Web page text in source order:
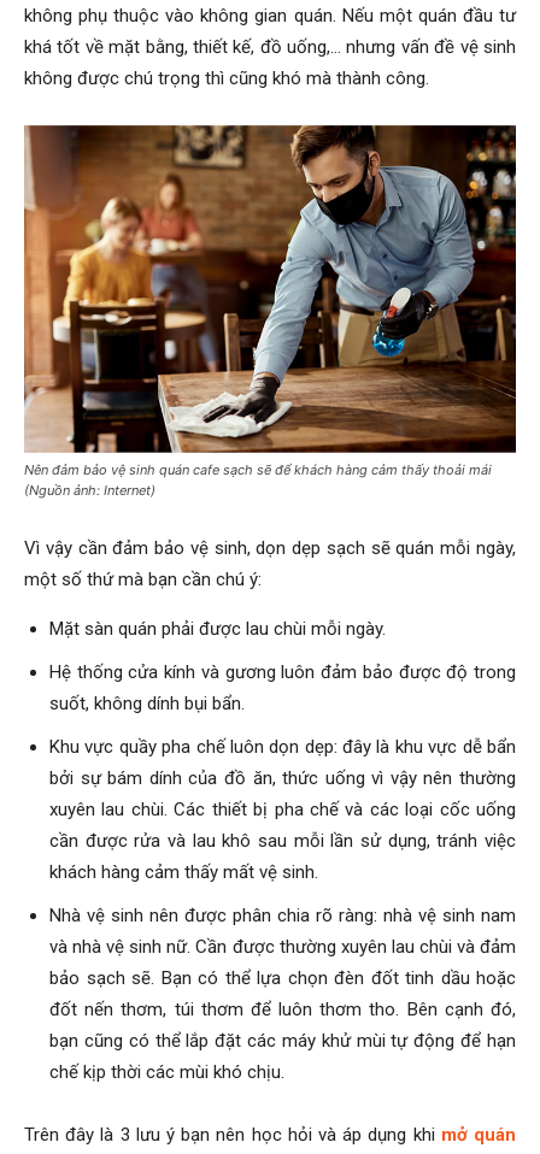
không phụ thuộc vào không gian quán. Nếu một quán đầu tư
khá tốt về mặt bằng, thiết kế, đồ uống,… nhưng vấn đề vệ sinh
không được chú trọng thì cũng khó mà thành công.
Nên đảm bảo vệ sinh quán cafe sạch sẽ để khách hàng cảm thấy thoải mái
(Nguồn ảnh: Internet)
Vì vậy cần đảm bảo vệ sinh, dọn dẹp sạch sẽ quán mỗi ngày,
một số thứ mà bạn cần chú ý:
Mặt sàn quán phải được lau chùi mỗi ngày.
Hệ thống cửa kính và gương luôn đảm bảo được độ trong
suốt, không dính bụi bẩn.
Khu vực quầy pha chế luôn dọn dẹp: đây là khu vực dễ bẩn
bởi sự bám dính của đồ ăn, thức uống vì vậy nên thường
xuyên lau chùi. Các thiết bị pha chế và các loại cốc uống
cần được rửa và lau khô sau mỗi lần sử dụng, tránh việc
khách hàng cảm thấy mất vệ sinh.
Nhà vệ sinh nên được phân chia rõ ràng: nhà vệ sinh nam
và nhà vệ sinh nữ. Cần được thường xuyên lau chùi và đảm
bảo sạch sẽ. Bạn có thể lựa chọn đèn đốt tinh dầu hoặc
đốt nến thơm, túi thơm để luôn thơm tho. Bên cạnh đó,
bạn cũng có thể lắp đặt các máy khử mùi tự động để hạn
chế kịp thời các mùi khó chịu.
Trên đây là 3 lưu ý bạn nên học hỏi và áp dụng khi mở quán